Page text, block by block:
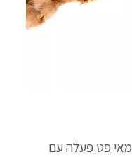
מאי פט פעלה עם